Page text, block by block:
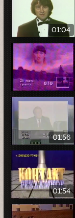
01:04
01:56
01:54